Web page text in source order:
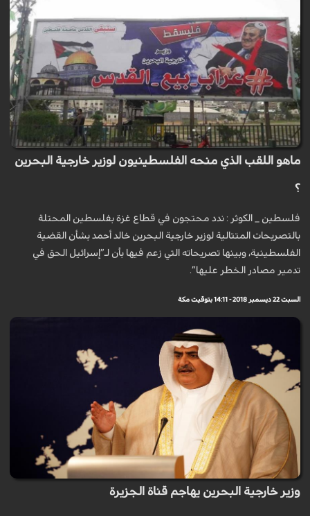
ماهو اللقب الذي منحه الفلسطينيون لوزير خارجية البحرين
؟
فلسطين _ الكوثر : ندد محتجون في قطاع غزة بفلسطين المحتلة
بالتصريحات المتتالية لوزير خارجية البحرين خالد أحمد بشأن القضية
الفلسطينية، وبينها تصريحاته التي زعم فيها بأن لـ”إسرائيل الحق في
تدمير مصادر الخطر عليها”.
السبت 22 ديسمبر 2018 - 14:11 بتوقيت مكة
وزير خارجية البحرين يهاجم قناة الجزيرة